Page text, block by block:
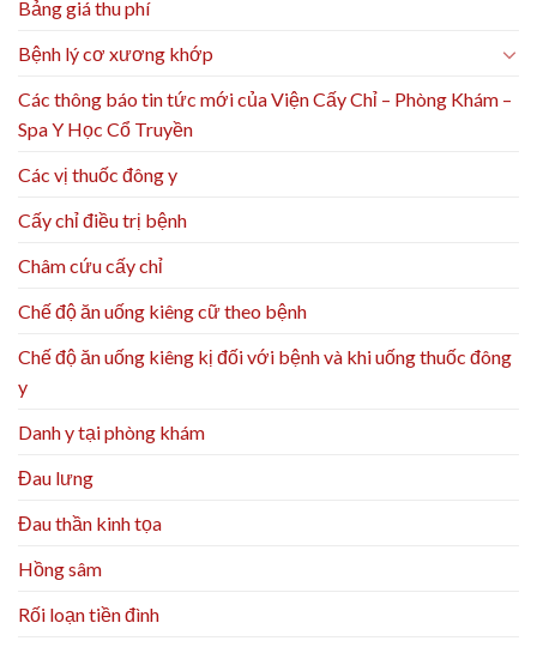
Bảng giá thu phí
Bệnh lý cơ xương khớp
Các thông báo tin tức mới của Viện Cấy Chỉ – Phòng Khám –
Spa Y Học Cổ Truyền
Các vị thuốc đông y
Cấy chỉ điều trị bệnh
Châm cứu cấy chỉ
Chế độ ăn uống kiêng cữ theo bệnh
Chế độ ăn uống kiêng kị đối với bệnh và khi uống thuốc đông
y
Danh y tại phòng khám
Đau lưng
Đau thần kinh tọa
Hồng sâm
Rối loạn tiền đình